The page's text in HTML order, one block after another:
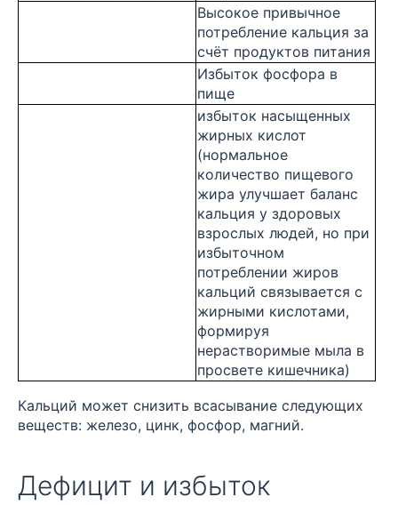
Высокое привычное
потребление кальция за
счёт продуктов питания
Избыток фосфора в
пище
избыток насыщенных
жирных кислот
(нормальное
количество пищевого
жира улучшает баланс
кальция у здоровых
взрослых людей, но при
избыточном
потреблении жиров
кальций связывается с
жирными кислотами,
формируя
нерастворимые мыла в
просвете кишечника)
Кальций может снизить всасывание следующих
веществ: железо, цинк, фосфор, магний.
Дефицит и избыток